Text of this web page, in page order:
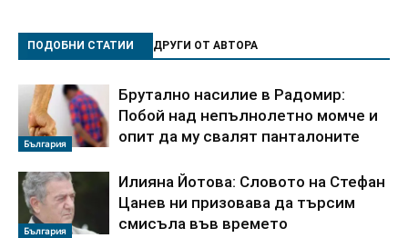
ПОДОБНИ СТАТИИ ДРУГИ ОТ АВТОРА
България
Брутално насилие в Радомир:
Побой над непълнолетно момче и
опит да му свалят панталоните
България
Илияна Йотова: Словото на Стефан
Цанев ни призовава да търсим
смисъла във времето